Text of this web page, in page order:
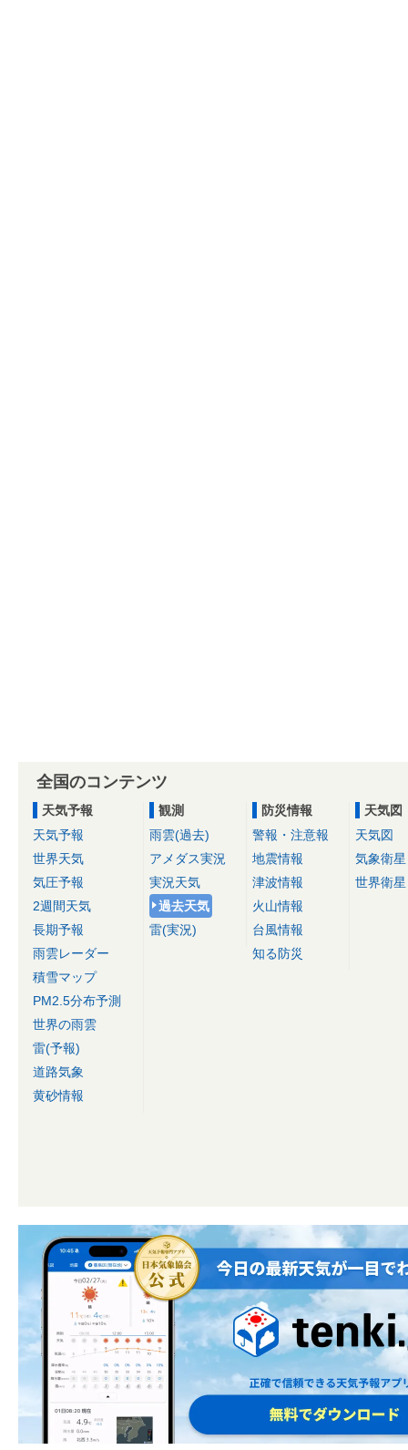
全国のコンテンツ
天気予報
天気予報
世界天気
気圧予報
2週間天気
長期予報
雨雲レーダー
積雪マップ
PM2.5分布予測
世界の雨雲
雷(予報)
道路気象
黄砂情報
観測
雨雲(過去)
アメダス実況
実況天気
過去天気
雷(実況)
防災情報
警報・注意報
地震情報
津波情報
火山情報
台風情報
知る防災
天気図
天気図
気象衛星
世界衛星